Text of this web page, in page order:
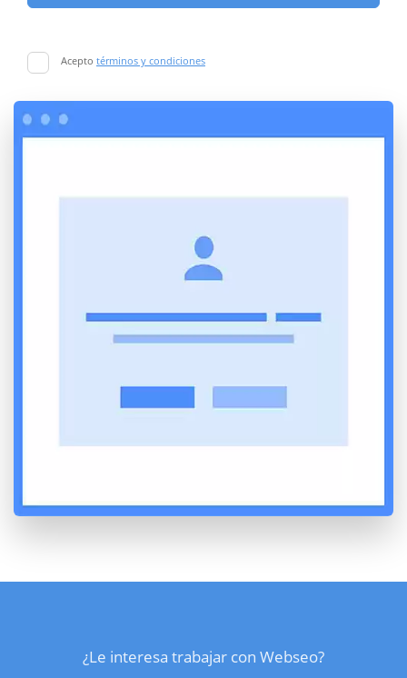
Acepto términos y condiciones
¿Le interesa trabajar con Webseo?